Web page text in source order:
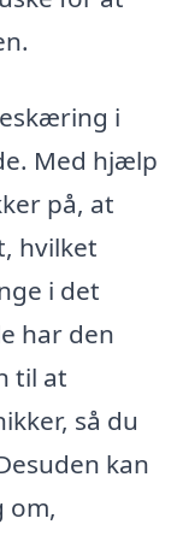
i
Med hjælp
på, at
hvilket
i det
har den
til at
så du
kan
om,